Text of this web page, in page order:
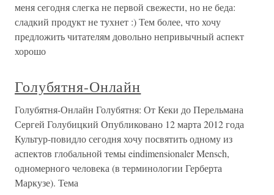
меня сегодня слегка не первой свежести, но не беда:
сладкий продукт не тухнет :) Тем более, что хочу
предложить читателям довольно непривычный аспект
хорошо
Голубятня-Онлайн
Голубятня-Онлайн Голубятня: От Кеки до Перельмана
Сергей Голубицкий Опубликовано 12 марта 2012 года
Культур-повидло сегодня хочу посвятить одному из
аспектов глобальной темы eindimensionaler Mensch,
одномерного человека (в терминологии Герберта
Маркузе). Тема